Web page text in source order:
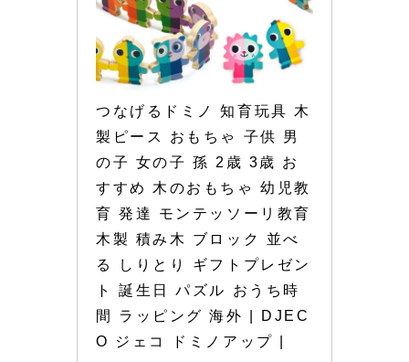
つなげるドミノ 知育玩具 木
製ピース おもちゃ 子供 男
の子 女の子 孫 2歳 3歳 お
すすめ 木のおもちゃ 幼児教
育 発達 モンテッソーリ教育
木製 積み木 ブロック 並べ
る しりとり ギフトプレゼン
ト 誕生日 パズル おうち時
間 ラッピング 海外 | DJEC
O ジェコ ドミノアップ |